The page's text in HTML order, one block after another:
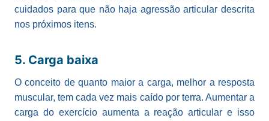
cuidados para que não haja agressão articular descrita
nos próximos itens.
5. Carga baixa
O conceito de quanto maior a carga, melhor a resposta
muscular, tem cada vez mais caído por terra. Aumentar a
carga do exercício aumenta a reação articular e isso